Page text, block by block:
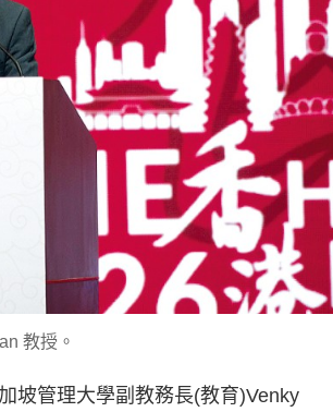
教授。
坡管理大學副教務長(教育)Venky